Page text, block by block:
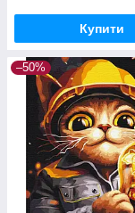
Купити
–50%